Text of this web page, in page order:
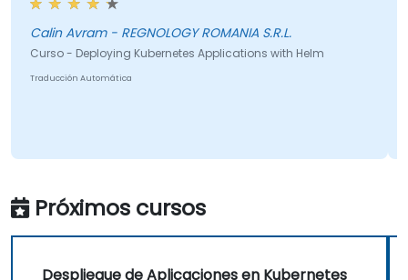
Calin Avram - REGNOLOGY ROMANIA S.R.L.
Curso - Deploying Kubernetes Applications with Helm
Traducción Automática
Próximos cursos
Despliegue de Aplicaciones en Kubernetes